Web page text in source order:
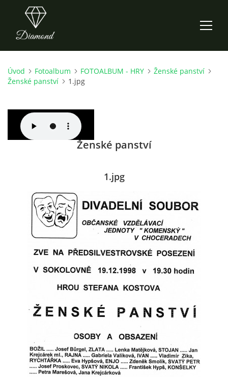
ÚVOD
O NÁS
CO NOVÉHO ZKOUŠÍME
KDY, KDE A CO HRAJEME
HRY OD ROKU 1973
VIDEOZÁZNAMY Z HER
ČLENOVÉ - SOUČASNOST
Úvod Fotoalbum FOTOALBUM - HRY
Ženské panství
Ženské panství
1.jpg
Ženské panství
1.jpg